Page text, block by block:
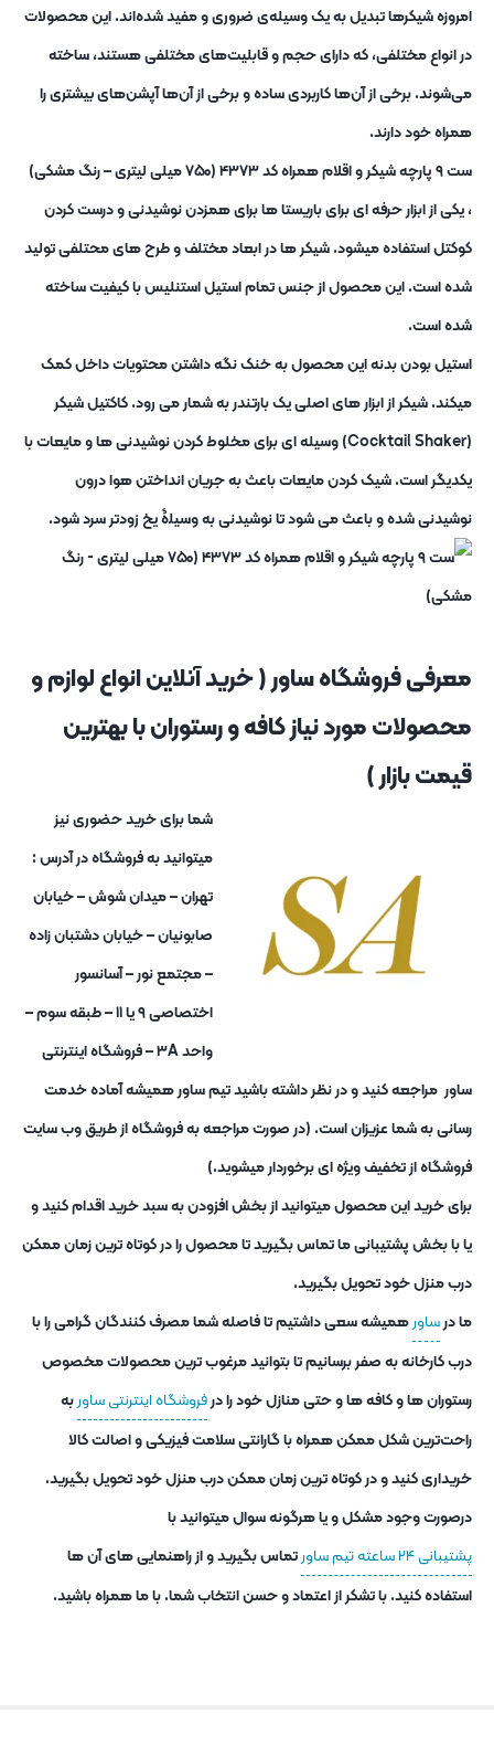
امروزه شیکرها تبدیل به یک وسیله‌ی ضروری و مفید شده‌اند. این محصولات
در انواع مختلفی، که دارای حجم و قابلیت‌های مختلفی هستند، ساخته
می‌شوند. برخی از‌ آن‌ها کاربردی ساده و برخی از آن‌ها آپشن‌های بیشتری را
همراه خود دارند.
ست ۹ پارچه شیکر و اقلام همراه کد ۴۳۷۳ (۷۵۰ میلی لیتری – رنگ مشکی)
، یکی از ابزار حرفه ای برای باریستا ها برای همزدن نوشیدنی و درست کردن
کوکتل استفاده میشود. شیکر ها در ابعاد مختلف و طرح های محتلفی تولید
شده است. این محصول از جنس تمام استیل استنلیس با کیفیت ساخته
شده است.
استیل بودن بدنه این محصول به خنک نگه داشتن محتویات داخل کمک
میکند. شیکر از ابزار های اصلی یک بارتندر به شمار می رود. کاکتیل شیکر
(Cocktail Shaker) وسیله ای برای مخلوط کردن نوشیدنی ها و مایعات با
یکدیگر است. شیک کردن مایعات باعث به جریان انداختن هوا درون
نوشیدنی شده و باعث می شود تا نوشیدنی به وسیلۀ یخ زودتر سرد شود.
معرفی فروشگاه ساور ( خرید آنلاین انواع لوازم و
محصولات مورد نیاز کافه و رستوران با بهترین
قیمت بازار )
شما برای خرید حضوری نیز
میتوانید به فروشگاه در آدرس :
تهران – میدان شوش – خیابان
صابونیان – خیابان دشتبان زاده
– مجتمع نور – آسانسور
اختصاصی ۹ یا ۱۱ – طبقه سوم –
واحد ۳A – فروشگاه اینترنتی
ساور مراجعه کنید و در نظر داشته باشید تیم ساور همیشه آماده خدمت
رسانی به شما عزیزان است. (در صورت مراجعه به فروشگاه از طریق وب سایت
فروشگاه از تخفیف ویژه ای برخوردار میشوید.)
برای خرید این محصول میتوانید از بخش افزودن به سبد خرید اقدام کنید و
یا با بخش پشتیبانی ما تماس بگیرید تا محصول را در کوتاه ترین زمان ممکن
درب منزل خود تحویل بگیرید.
ما درساورهمیشه سعی داشتیم تا فاصله شما مصرف کنندگان گرامی را با
درب کارخانه به صفر برسانیم تا بتوانید مرغوب ترین محصولات مخصوص
رستوران ها و کافه ها و حتی منازل خود را درفروشگاه اینترنتی ساوربه
راحت‌ترین شکل ممکن همراه با گارانتی سلامت فیزیکی و اصالت کالا
خریداری کنید و در کوتاه ترین زمان ممکن درب منزل خود تحویل بگیرید.
درصورت وجود مشکل و یا هرگونه سوال میتوانید با
پشتیبانی ۲۴ ساعته تیم ساور
تماس بگیرید و از راهنمایی های آن ها
استفاده کنید. با تشکر از اعتماد و حسن انتخاب شما. با ما همراه باشید.